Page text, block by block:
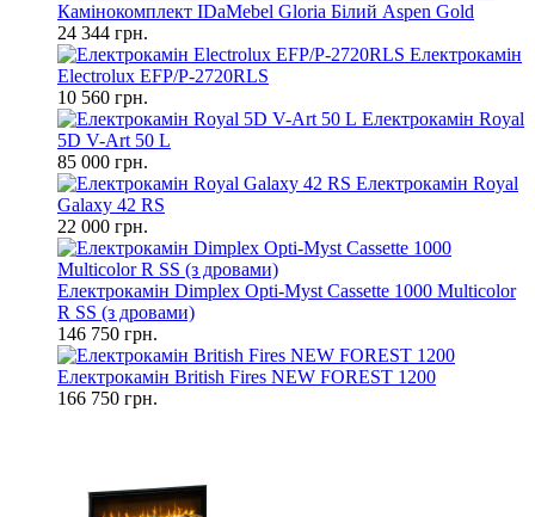
Камінокомплект IDaMebel Gloria Білий Aspen Gold
24 344 грн.
Електрокамін
Electrolux EFP/P-2720RLS
10 560 грн.
Електрокамін Royal
5D V-Art 50 L
85 000 грн.
Електрокамін Royal
Galaxy 42 RS
22 000 грн.
Електрокамін Dimplex Opti-Myst Cassette 1000 Multicolor
R SS (з дровами)
146 750 грн.
Електрокамін British Fires NEW FOREST 1200
166 750 грн.